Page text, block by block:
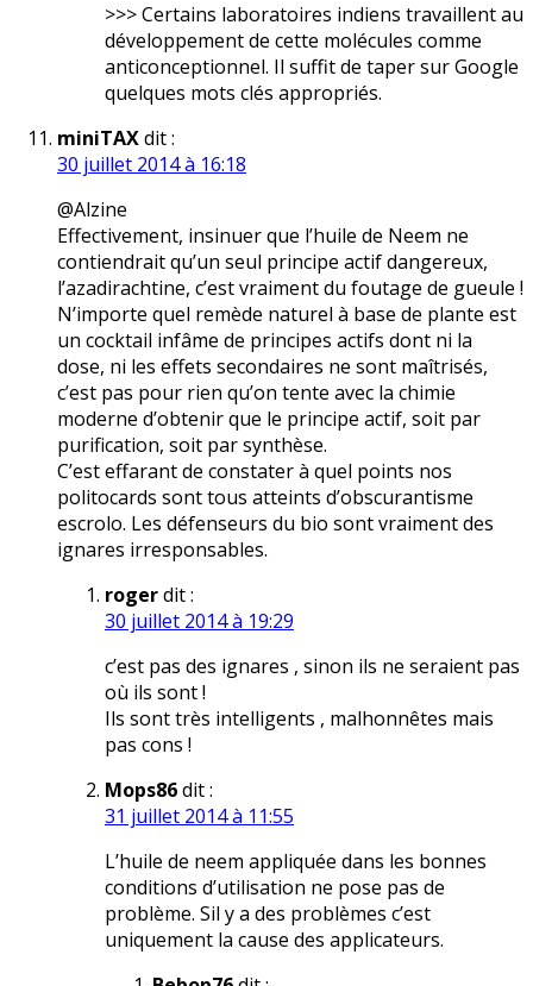
>>> Certains laboratoires indiens travaillent au
développement de cette molécules comme
anticonceptionnel. Il suffit de taper sur Google
quelques mots clés appropriés.
miniTAXdit :
30 juillet 2014 à 16:18
@Alzine
Effectivement, insinuer que l’huile de Neem ne
contiendrait qu’un seul principe actif dangereux,
l’azadirachtine, c’est vraiment du foutage de gueule !
N’importe quel remède naturel à base de plante est
un cocktail infâme de principes actifs dont ni la
dose, ni les effets secondaires ne sont maîtrisés,
c’est pas pour rien qu’on tente avec la chimie
moderne d’obtenir que le principe actif, soit par
purification, soit par synthèse.
C’est effarant de constater à quel points nos
politocards sont tous atteints d’obscurantisme
escrolo. Les défenseurs du bio sont vraiment des
ignares irresponsables.
rogerdit :
30 juillet 2014 à 19:29
c’est pas des ignares , sinon ils ne seraient pas
où ils sont !
Ils sont très intelligents , malhonnêtes mais
pas cons !
Mops86dit :
31 juillet 2014 à 11:55
L’huile de neem appliquée dans les bonnes
conditions d’utilisation ne pose pas de
problème. Sil y a des problèmes c’est
uniquement la cause des applicateurs.